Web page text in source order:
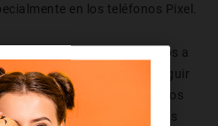
en los teléfonos Pixel.
en que ahora nos pasamos a
ni letras
con los que seguir
versiones. El año pasado nos
pasó a ser 10, y ahora ya nos